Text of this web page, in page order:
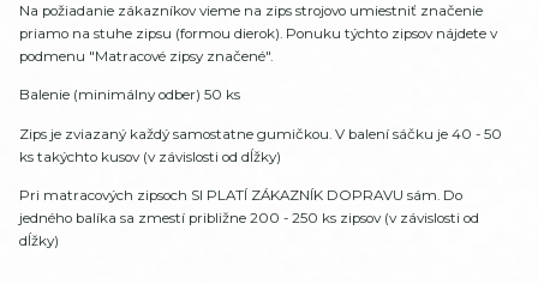
Na požiadanie zákazníkov vieme na zips strojovo umiestniť značenie
priamo na stuhe zipsu (formou dierok). Ponuku týchto zipsov nájdete v
podmenu "Matracové zipsy značené".
Balenie (minimálny odber) 50 ks
Zips je zviazaný každý samostatne gumičkou. V balení sáčku je 40 - 50
ks takýchto kusov (v závislosti od dĺžky)
Pri matracových zipsoch SI PLATÍ ZÁKAZNÍK DOPRAVU sám. Do
jedného balíka sa zmestí približne 200 - 250 ks zipsov (v závislosti od
dĺžky)